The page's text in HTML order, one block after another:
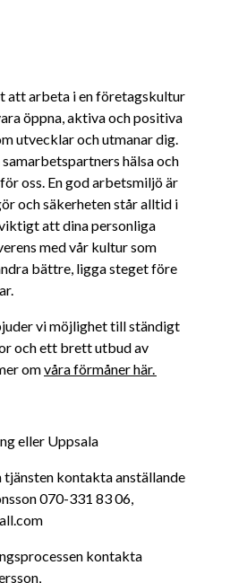
att arbeta i en företagskultur
öppna, aktiva och positiva
utvecklar och utmanar dig.
hälsa och
oss. En god arbetsmiljö är
och säkerheten står alltid i
att dina personliga
med vår kultur som
bättre, ligga steget före
vi möjlighet till ständigt
och ett brett utbud av
om våra förmåner här.
eller Uppsala
kontakta anställande
070-331 83 06,
kontakta